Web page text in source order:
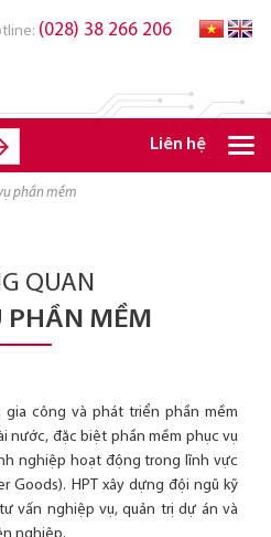
(028) 38 266 206
Liên hệ
vụ phần mềm
QUAN
PHẦN MỀM
gia công và phát triển phần mềm
nước, đặc biệt phần mềm phục vụ
nghiệp hoạt động trong lĩnh vực
Goods). HPT xây dựng đội ngũ kỹ
vấn nghiệp vụ, quản trị dự án và